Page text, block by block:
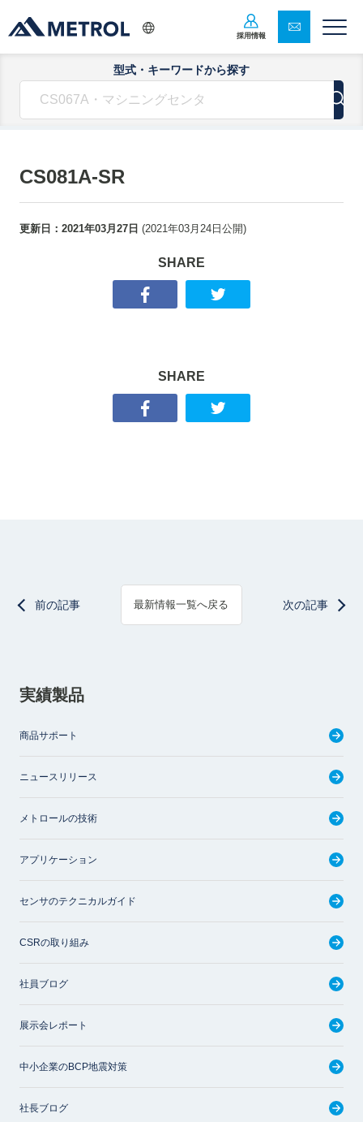
採用情報
型式・キーワードから探す
CS081A-SR
更新日： 2021年03月27日 (2021年03月24日 公開)
SHARE
SHARE
前の記事 最新情報一覧へ戻る 次の記事
実績製品
商品サポート
ニュースリリース
メトロールの技術
アプリケーション
センサのテクニカルガイド
CSRの取り組み
社員ブログ
展示会レポート
中小企業のBCP地震対策
社長ブログ